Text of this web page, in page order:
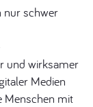
nur schwer
und wirksamer
Medien
Menschen mit